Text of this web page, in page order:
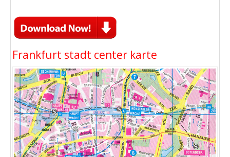
Frankfurt stadt center karte